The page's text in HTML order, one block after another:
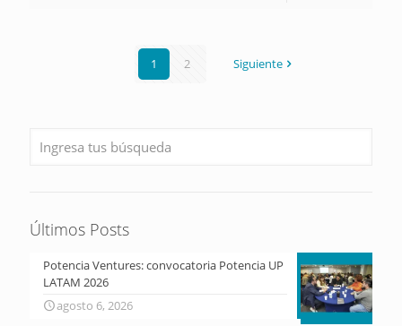
1 2 Siguiente
Últimos Posts
Potencia Ventures: convocatoria Potencia UP
LATAM 2026
agosto 6, 2026